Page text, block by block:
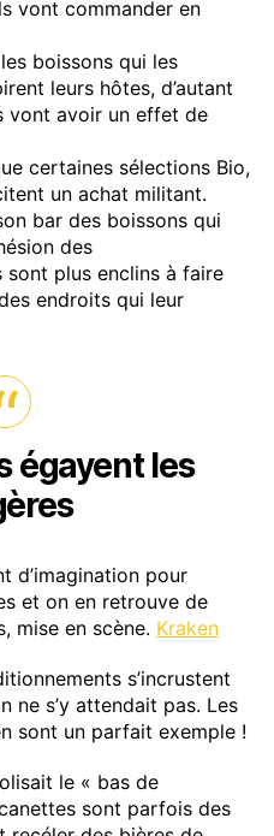
vont commander en
boissons qui les
leurs hôtes, d’autant
vont avoir un effet de
certaines sélections Bio,
un achat militant.
bar des boissons qui
des
sont plus enclins à faire
endroits qui leur
égayent les
d’imagination pour
et on en retrouve de
mise en scène. Kraken
s’incrustent
ne s’y attendait pas. Les
sont un parfait exemple !
le « bas de
sont parfois des